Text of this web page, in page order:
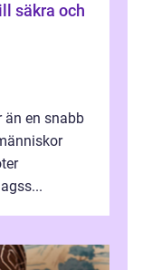
en snabb